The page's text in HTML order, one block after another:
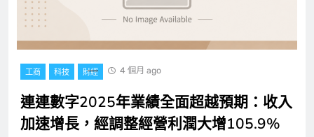
工商 科技 財經 4 個月 ago
連連數字2025年業績全面超越預期：收入
加速增長，經調整經營利潤大增105.9%